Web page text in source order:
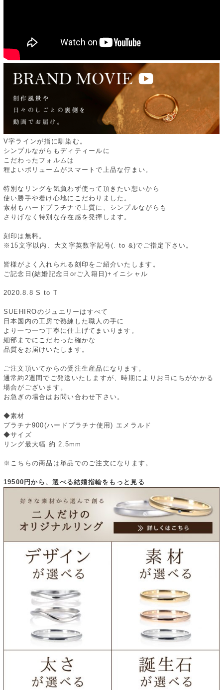
V字ラインが指に馴染む。
シンプルながらもディティールに
こだわったフォルムは
程よいボリュームがスマートで上品な佇まい。
特別なリングを気負わず使って頂きたい想いから
使い勝手や着け心地にこだわりました。
素材もハードプラチナで上質に、シンプルながらも
さりげなく特別な存在感を発揮します。
刻印は無料。
※15文字以内、大文字英数字記号(. to &)でご指定下さい。
皆様がよく入れられる刻印をご紹介いたします。
ご記念日(結婚記念日orご入籍日)+イニシャル
2020.8.8 S to T
SUEHIROのジュエリーはすべて
日本国内の工房で熟練した職人の手に
より一つ一つ丁寧に仕上げてまいります。
細部までにこだわった確かな
品質をお届けいたします。
ご注文頂いてからの受注生産品になります。
通常約2週間でご発送いたしますが、時期によりお日にちがかかる
場合がございます。
お急ぎの場合はお問い合わせ下さい。
◆素材
プラチナ900(ハードプラチナ使用) エメラルド
◆サイズ
リング最大幅 約 2.5mm
※こちらの商品は単品でのご注文になります。
19500円から、選べる結婚指輪をもっと見る